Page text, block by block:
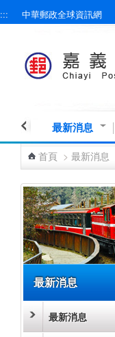
跳到主要內容區塊
::: 中華郵政全球資訊網
最新消息
首頁 > 最新消息
最新消息
最新消息